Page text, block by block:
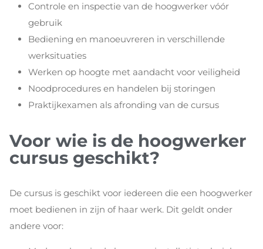
Controle en inspectie van de hoogwerker vóór
gebruik
Bediening en manoeuvreren in verschillende
werksituaties
Werken op hoogte met aandacht voor veiligheid
Noodprocedures en handelen bij storingen
Praktijkexamen als afronding van de cursus
Voor wie is de hoogwerker
cursus geschikt?
De cursus is geschikt voor iedereen die een hoogwerker
moet bedienen in zijn of haar werk. Dit geldt onder
andere voor: